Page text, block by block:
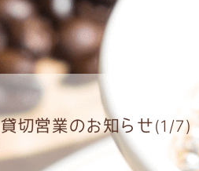
貸切営業のお知らせ(1/7)